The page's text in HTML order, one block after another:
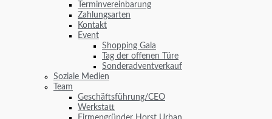
Terminvereinbarung
Zahlungsarten
Kontakt
Event
Shopping Gala
Tag der offenen Türe
Sonderadventverkauf
Soziale Medien
Team
Geschäftsführung/CEO
Werkstatt